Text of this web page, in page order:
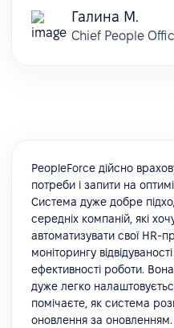
Галина М.
Chief People
PeopleForce дійсно
потреби і запити на
Система дуже добре
середніх компаній, які
автоматизувати свої HR-
моніторингу
ефективності роботи.
дуже легко
помічаєте, як система
оновлення за оновленням.